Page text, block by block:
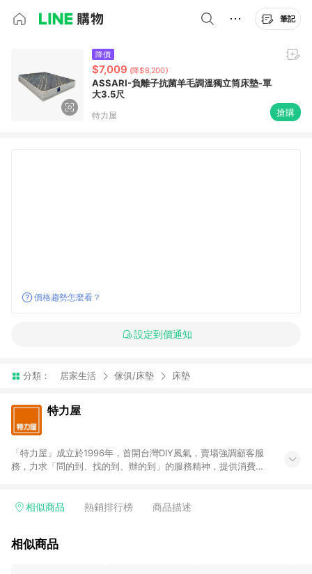
筆記
降價
$7,009 (降$8,200)
ASSARI-負離子抗菌羊毛調溫獨立筒床墊-單
大3.5尺
特力屋 搶購
價格趨勢怎麼看？
設定到價通知
分類： 居家生活 傢俱/床墊 床墊
特力屋
「特力屋」成立於1996年，首開台灣DIY風氣，賣場強調顧客服
務，力求「問的到、找的到、辦的到」的服務精神，提供消費者
客找到居家修繕、佈置或裝潢時所需；另外，在各家分店內規劃
等各方面進行整合，提升服務質感，期望每一位來店顧客，能輕
相似商品 熱銷排行榜 商品描述
相似商品